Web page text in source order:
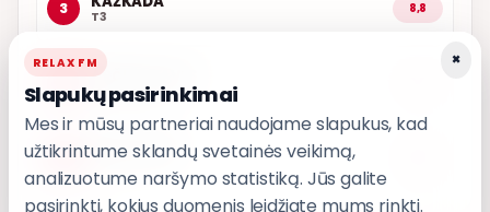
3 T3 8,8
POPKULTŪRA
5 LEDINĖ JŪRA
×
RELAX FM
Slapukų pasirinkimai
Mes ir mūsų partneriai naudojame slapukus, kad
užtikrintume sklandų svetainės veikimą,
analizuotume naršymo statistiką. Jūs galite
pasirinkti, kokius duomenis leidžiate mums rinkti.